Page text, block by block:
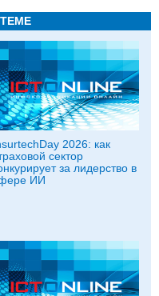
2026: как
сектор
за лидерство в
ИИ